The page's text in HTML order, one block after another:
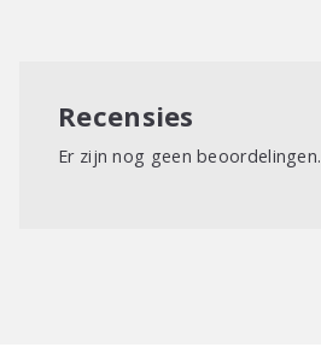
Recensies
Er zijn nog geen beoordelingen.